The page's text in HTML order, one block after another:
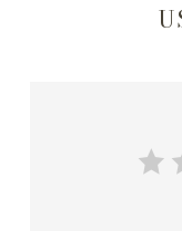
※ホワイト、ブラ
い。漂白剤は絶対